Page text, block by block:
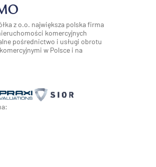
z o.o. największa polska firma
komercyjnych
pośrednictwo i usługi obrotu
w Polsce i na